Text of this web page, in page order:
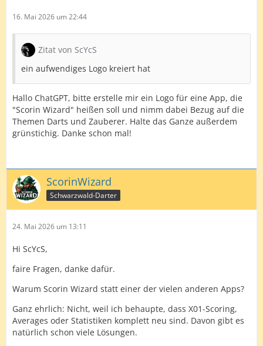
16. Mai 2026 um 22:44
Zitat von ScYcS
ein aufwendiges Logo kreiert hat
Hallo ChatGPT, bitte erstelle mir ein Logo für eine App, die
"Scorin Wizard" heißen soll und nimm dabei Bezug auf die
Themen Darts und Zauberer. Halte das Ganze außerdem
grünstichig. Danke schon mal!
ScorinWizard
Schwarzwald-Darter
24. Mai 2026 um 13:11
Hi ScYcS,
faire Fragen, danke dafür.
Warum Scorin Wizard statt einer der vielen anderen Apps?
Ganz ehrlich: Nicht, weil ich behaupte, dass X01-Scoring,
Averages oder Statistiken komplett neu sind. Davon gibt es
natürlich schon viele Lösungen.